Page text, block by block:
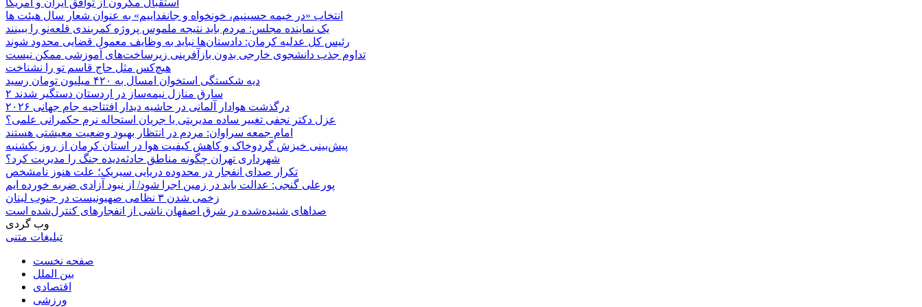
انتخاب «در خیمه حسینیم، خونخواه و جانفداییم» به عنوان شعار سال هیئت ها
یک نماینده مجلس: مردم باید نتیجه ملموس پروژه کمربندی قلعه‌نو را ببینند
رئیس کل عدلیه کرمان: دادستان‌ها نباید به وظایف معمول قضایی محدود شوند
تداوم جذب دانشجوی خارجی بدون بازآفرینی زیرساخت‌های آموزشی ممکن نیست
هیچ‌کس مثل حاج قاسم تو را نشناخت
دیه شکستگی استخوان امسال به ۴۲۰ میلیون تومان رسید
۲ سارق منازل نیمه‌ساز در اردستان دستگیر شدند
درگذشت هوادار آلمانی در حاشیه دیدار افتتاحیه جام جهانی ۲۰۲۶
عزل دکتر نجفی تغییر ساده مدیریتی یا جریان استحاله نرم حکمرانی علمی؟
امام جمعه سراوان: مردم در انتظار بهبود وضعیت معیشتی هستند
پیش‌بینی خیزش گردوخاک و کاهش کیفیت هوا در استان کرمان از روز یکشنبه
شهرداری تهران چگونه مناطق حادثه‌دیده جنگ را مدیریت کرد؟
تکرار صدای انفجار در محدوده دریایی سیریک؛ علت هنوز نامشخص
پورعلی گنجی: عدالت باید در زمین اجرا شود/ از نبود آزادی ضربه خورده ایم
زخمی شدن ۳ نظامی صهیونیست در جنوب لبنان
صداهای شنیده‌شده در شرق اصفهان ناشی از انفجارهای کنترل‌شده است
وب گردی
تبلیغات متنی
صفحه نخست
بین الملل
اقتصادی
ورزشی